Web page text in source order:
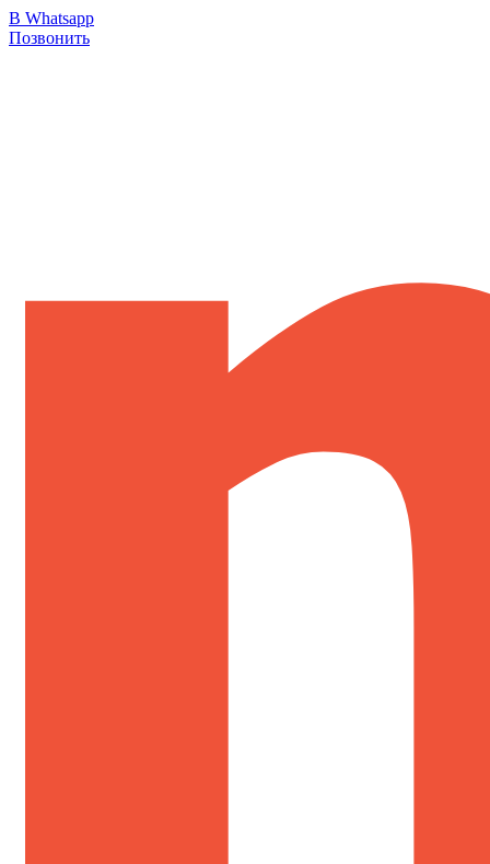
В Whatsapp
Позвонить